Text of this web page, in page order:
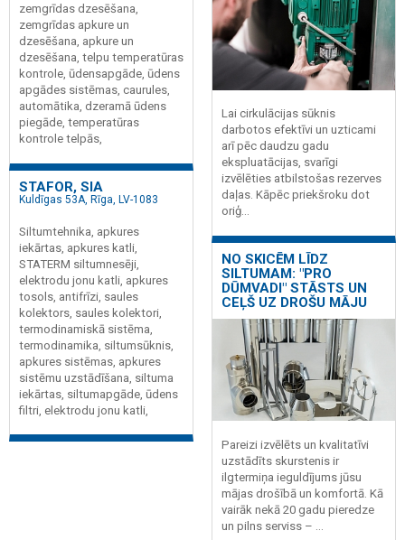
zemgrīdas dzesēšana,
zemgrīdas apkure un
dzesēšana, apkure un
dzesēšana, telpu temperatūras
kontrole, ūdensapgāde, ūdens
apgādes sistēmas, caurules,
automātika, dzeramā ūdens
piegāde, temperatūras
kontrole telpās,
STAFOR, SIA
Kuldīgas 53A, Rīga, LV-1083
Siltumtehnika, apkures
iekārtas, apkures katli,
STATERM siltumnesēji,
elektrodu jonu katli, apkures
tosols, antifrīzi, saules
kolektors, saules kolektori,
termodinamiskā sistēma,
termodinamika, siltumsūknis,
apkures sistēmas, apkures
sistēmu uzstādīšana, siltuma
iekārtas, siltumapgāde, ūdens
filtri, elektrodu jonu katli,
Lai cirkulācijas sūknis
darbotos efektīvi un uzticami
arī pēc daudzu gadu
ekspluatācijas, svarīgi
izvēlēties atbilstošas rezerves
daļas. Kāpēc priekšroku dot
oriģ...
NO SKICĒM LĪDZ
SILTUMAM: "PRO
DŪMVADI" STĀSTS UN
CEĻŠ UZ DROŠU MĀJU
Pareizi izvēlēts un kvalitatīvi
uzstādīts skurstenis ir
ilgtermiņa ieguldījums jūsu
mājas drošībā un komfortā. Kā
vairāk nekā 20 gadu pieredze
un pilns serviss – ...